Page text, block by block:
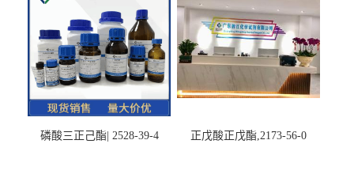
磷酸三正己酯| 2528-39-4 正戊酸正戊酯,2173-56-0